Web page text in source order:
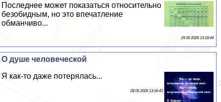
Последнее может показаться относительно
безобидным, но это впечатление
обманчиво...
29 06 2026 13:18:44
О душе человеческой
Я как-то даже потерялась...
28 06 2026 13:16:43